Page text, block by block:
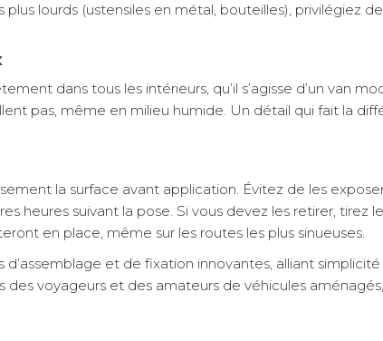
lourds (ustensiles en métal, bouteilles), privilégiez
dans tous les intérieurs, qu’il s’agisse d’un van
pas, même en milieu humide. Un détail qui fait la
la surface avant application. Évitez de les
heures suivant la pose. Si vous devez les retirer,
en place, même sur les routes les plus sinueuses.
et de fixation innovantes, alliant
voyageurs et des amateurs de véhicules